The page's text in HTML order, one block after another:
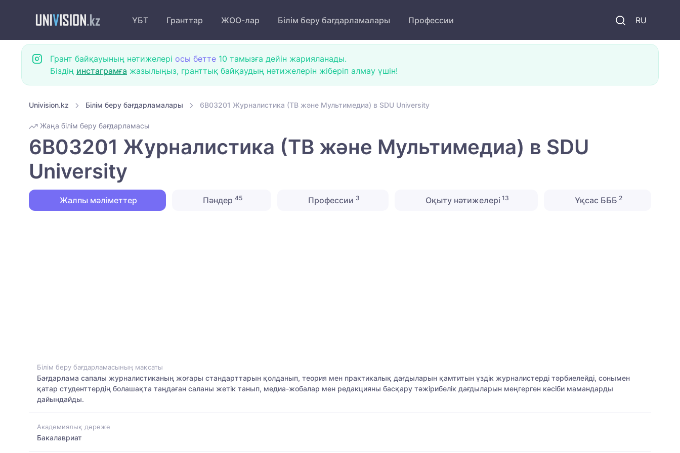
RU
ҰБТ Гранттар ЖОО-лар Білім беру бағдарламалары Профессии
Грант байқауының нәтижелері осы бетте 10 тамызға дейін жарияланады.
Біздің инстаграмға жазылыңыз, гранттық байқаудың нәтижелерін жіберіп алмау үшін!
Univision.kz Білім беру бағдарламалары 6B03201 Журналистика (ТВ және Мультимедиа) в SDU University
Жаңа білім беру бағдарламасы
6B03201 Журналистика (ТВ және Мультимедиа) в SDU
University
Жалпы мәліметтер Пәндер 45 Профессии 3 Оқыту нәтижелері 13 Ұқсас БББ 2
Білім беру бағдарламасының мақсаты
Бағдарлама сапалы журналистиканың жоғары стандарттарын қолданып, теория мен практикалық дағдыларын қамтитын үздік журналистерді тәрбиелейді, сонымен
қатар студенттердің болашақта таңдаған саланы жетік танып, медиа-жобалар мен редакцияны басқару тәжірибелік дағдыларын меңгерген кәсіби мамандарды
дайындайды.
Академиялық дәреже
Бакалавриат